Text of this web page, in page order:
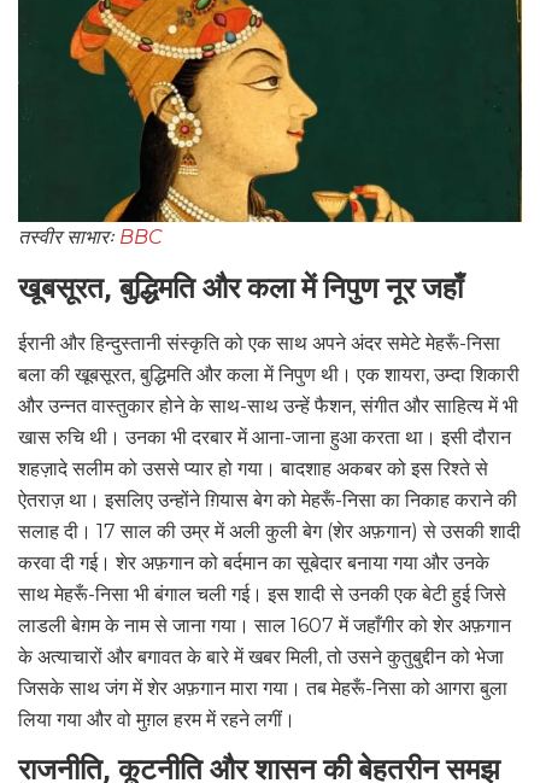
तस्वीर साभारः BBC
खूबसूरत, बुद्धिमति और कला में निपुण नूर जहाँ
ईरानी और हिन्दुस्तानी संस्कृति को एक साथ अपने अंदर समेटे मेहरूँ-निसा
बला की खूबसूरत, बुद्धिमति और कला में निपुण थी। एक शायरा, उम्दा शिकारी
और उन्नत वास्तुकार होने के साथ-साथ उन्हें फैशन, संगीत और साहित्य में भी
खास रुचि थी। उनका भी दरबार में आना-जाना हुआ करता था। इसी दौरान
शहज़ादे सलीम को उससे प्यार हो गया। बादशाह अकबर को इस रिश्ते से
ऐतराज़ था। इसलिए उन्होंने ग़ियास बेग को मेहरूँ-निसा का निकाह कराने की
सलाह दी। 17 साल की उम्र में अली कुली बेग (शेर अफ़गान) से उसकी शादी
करवा दी गई। शेर अफ़गान को बर्दमान का सूबेदार बनाया गया और उनके
साथ मेहरूँ-निसा भी बंगाल चली गई। इस शादी से उनकी एक बेटी हुई जिसे
लाडली बेग़म के नाम से जाना गया। साल 1607 में जहाँगीर को शेर अफ़गान
के अत्याचारों और बगावत के बारे में खबर मिली, तो उसने कुतुबुद्दीन को भेजा
जिसके साथ जंग में शेर अफ़गान मारा गया। तब मेहरूँ-निसा को आगरा बुला
लिया गया और वो मुग़ल हरम में रहने लगीं।
राजनीति, कूटनीति और शासन की बेहतरीन समझ